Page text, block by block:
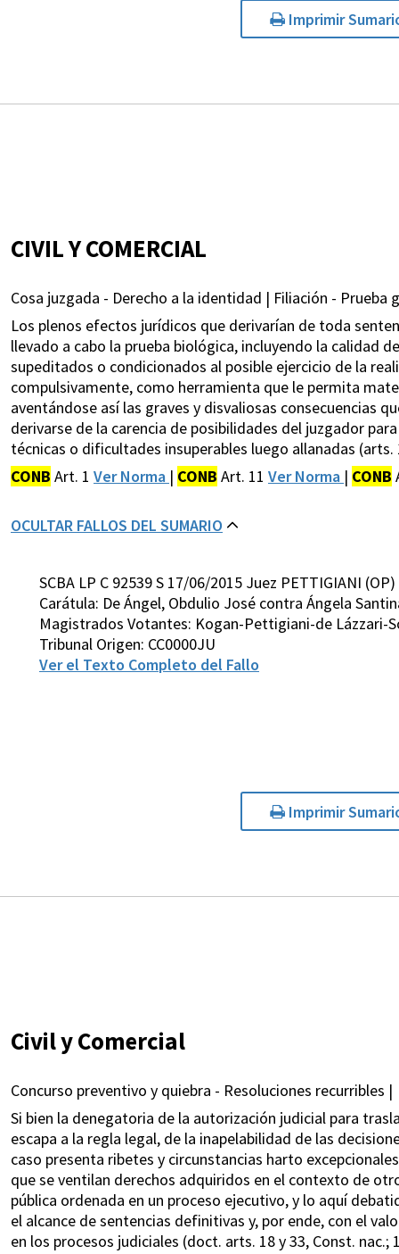
Imprimir
CIVIL Y COMERCIAL
Cosa juzgada - Derecho a la identidad | Filiación - Prueba
Los plenos efectos jurídicos que derivarían de toda
llevado a cabo la prueba biológica, incluyendo la calidad
supeditados o condicionados al posible ejercicio de la
compulsivamente, como herramienta que le permita
aventándose así las graves y disvaliosas consecuencias
derivarse de la carencia de posibilidades del juzgador
técnicas o dificultades insuperables luego allanadas (arts.
CONB Art. 1 Ver Norma | CONB Art. 11 Ver Norma | CONB
OCULTAR FALLOS DEL SUMARIO
SCBA LP C 92539 S 17/06/2015 Juez PETTIGIANI (OP)
Carátula: De Ángel, Obdulio José contra Ángela
Magistrados Votantes: Kogan-Pettigiani-de Lázzari-
Tribunal Origen: CC0000JU
Ver el Texto Completo del Fallo
Imprimir
Civil y Comercial
Concurso preventivo y quiebra - Resoluciones recurribles |
Si bien la denegatoria de la autorización judicial para
escapa a la regla legal, de la inapelabilidad de las
caso presenta ribetes y circunstancias harto
que se ventilan derechos adquiridos en el contexto de
pública ordenada en un proceso ejecutivo, y lo aquí
el alcance de sentencias definitivas y, por ende, con el
en los procesos judiciales (doct. arts. 18 y 33, Const. nac.;